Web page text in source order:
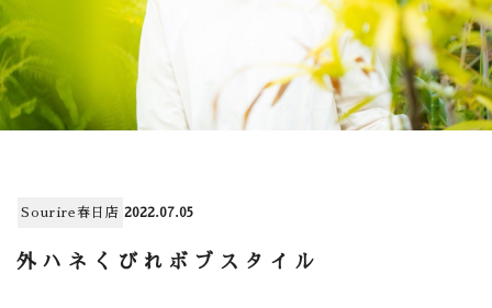
Sourire春日店 2022.07.05
外ハネくびれボブスタイル